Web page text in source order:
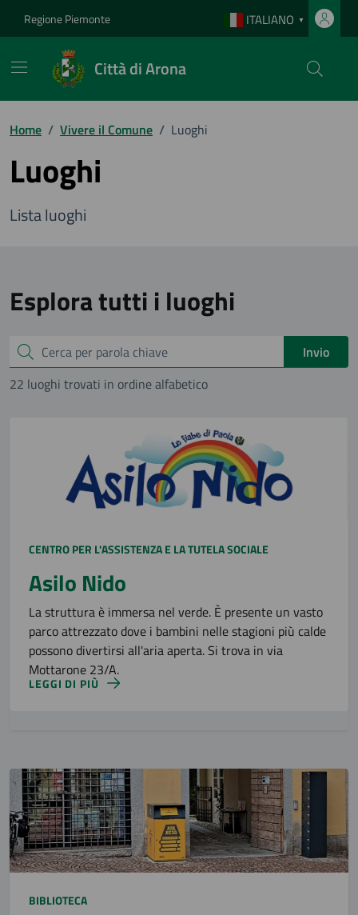
Regione Piemonte ITALIANO ▼
Città di Arona
Home / Vivere il Comune / Luoghi
Luoghi
Lista luoghi
Esplora tutti i luoghi
Cerca
Invio
22 luoghi trovati in ordine alfabetico
CENTRO PER L'ASSISTENZA E LA TUTELA SOCIALE
Asilo Nido
La struttura è immersa nel verde. È presente un vasto
parco attrezzato dove i bambini nelle stagioni più calde
possono divertirsi all'aria aperta. Si trova in via
Mottarone 23/A.
LEGGI DI PIÙ
BIBLIOTECA